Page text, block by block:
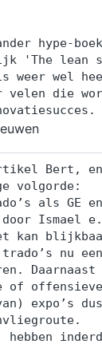
hype-
'The lean
weer wel
velen die
Bert,
volgorde:
als GE
door Ismael
kan
nu
of
expo’s